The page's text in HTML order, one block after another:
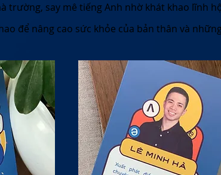
trường, say mê tiếng Anh nhờ khát khao lĩnh
để nâng cao sức khỏe của bản thân và